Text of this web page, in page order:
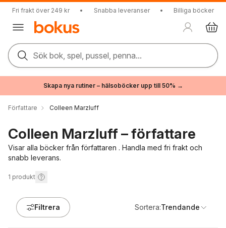
Fri frakt över 249 kr • Snabba leveranser • Billiga böcker
Sök bok, spel, pussel, penna...
Skapa nya rutiner – hälsoböcker upp till 50% →
Författare Colleen Marzluff
Colleen Marzluff – författare
Visar alla böcker från författaren . Handla med fri frakt och
snabb leverans.
1 produkt
Filtrera Sortera:Trendande